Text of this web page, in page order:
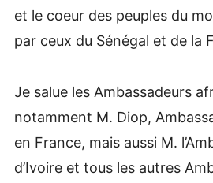
et le coeur des peuples du
par ceux du Sénégal et de la
Je salue les Ambassadeurs
notamment M. Diop,
en France, mais aussi M.
d’Ivoire et tous les autres